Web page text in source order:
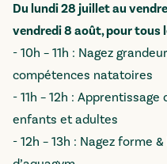
Du lundi 28 juillet au
vendredi 8 août, pour tous
- 10h – 11h : Nagez
compétences natatoires
- 11h – 12h :
enfants et adultes
- 12h – 13h : Nagez forme